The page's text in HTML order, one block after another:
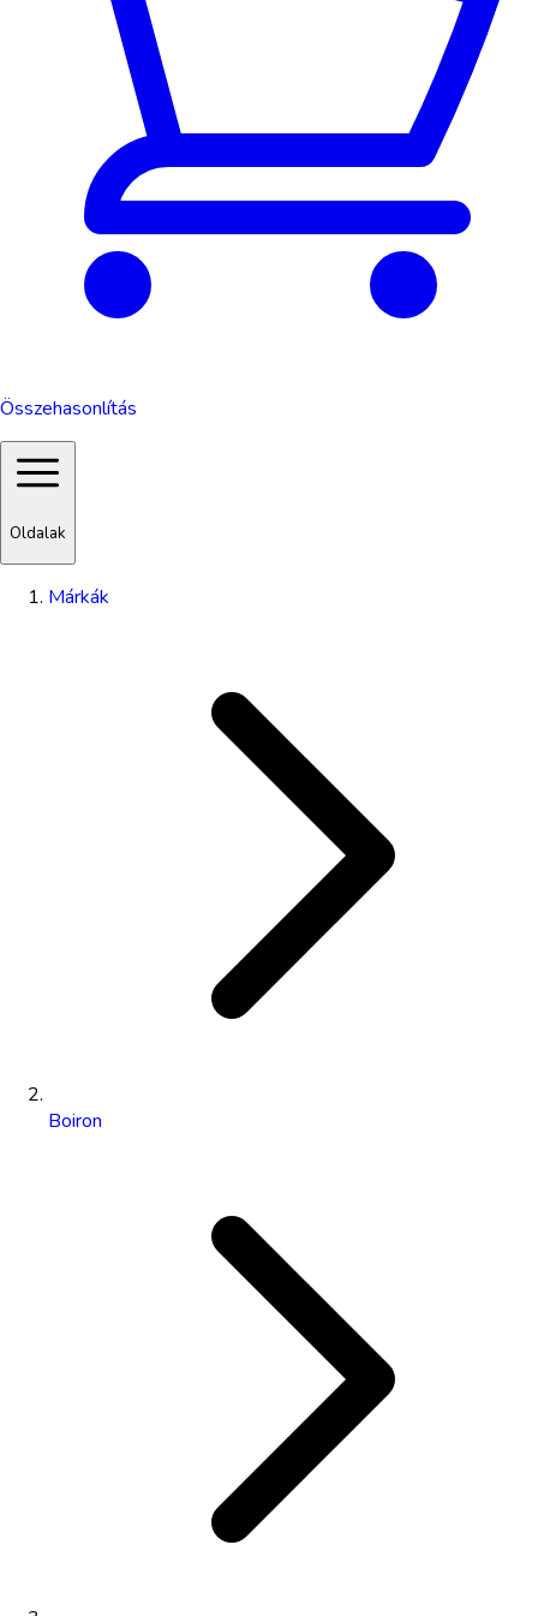
Összehasonlítás
Oldalak
Márkák
Boiron